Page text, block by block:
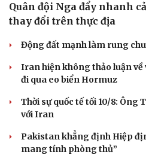
Quân đội Nga đẩy nhanh
thay đổi trên thực địa
Động đất mạnh làm rung
Iran hiện không thảo luận về
đi qua eo biển Hormuz
Thời sự quốc tế tối 10/8:
với Iran
Pakistan khẳng định Hiệp
mang tính phòng thủ”